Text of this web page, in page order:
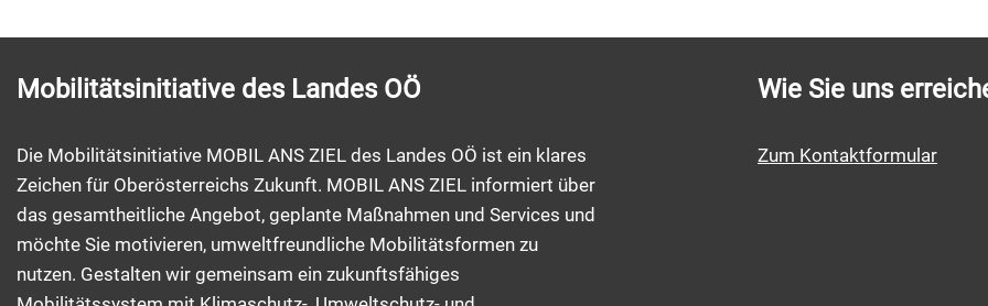
Mobilitätsinitiative des Landes OÖ
Die Mobilitätsinitiative MOBIL ANS ZIEL des Landes OÖ ist ein klares
Zeichen für Oberösterreichs Zukunft. MOBIL ANS ZIEL informiert über
das gesamtheitliche Angebot, geplante Maßnahmen und Services und
möchte Sie motivieren, umweltfreundliche Mobilitätsformen zu
nutzen. Gestalten wir gemeinsam ein zukunftsfähiges
Wie Sie uns
Zum Kontaktformular